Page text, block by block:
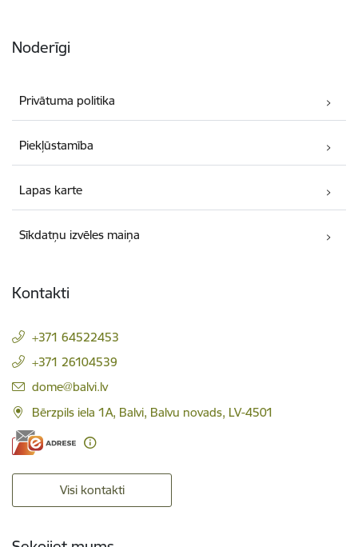
Noderīgi
Privātuma politika
Piekļūstamība
Lapas karte
Sīkdatņu izvēles maiņa
Kontakti
+371 64522453
+371 26104539
E-pasts:
dome@balvi.lv
Bērzpils iela 1A, Balvi, Balvu novads, LV-4501
Visi kontakti